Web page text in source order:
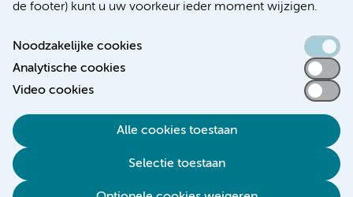
de footer) kunt u uw voorkeur ieder moment wijzigen.
Noodzakelijke cookies
Analytische cookies
Video cookies
Alle cookies toestaan
Selectie toestaan
Toegankelijkheidsverklaring
Responsible disclosure